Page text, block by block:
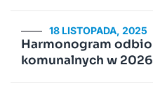
18 LISTOPADA, 2025
Harmonogram
komunalnych w